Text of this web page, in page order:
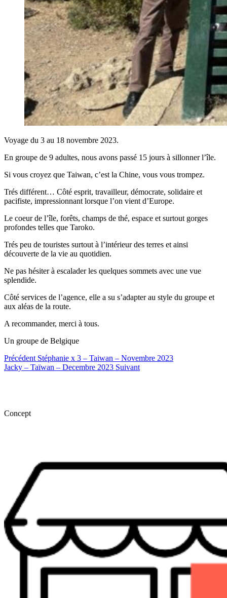
Voyage du 3 au 18 novembre 2023.
En groupe de 9 adultes, nous avons passé 15 jours à sillonner l’île.
Si vous croyez que Taiwan, c’est la Chine, vous vous trompez.
Trés différent… Côté esprit, travailleur, démocrate, solidaire et
pacifiste, impressionnant lorsque l’on vient d’Europe.
Le coeur de l’île, forêts, champs de thé, espace et surtout gorges
profondes telles que Taroko.
Trés peu de touristes surtout à l’intérieur des terres et ainsi
découverte de la vie au quotidien.
Ne pas hésiter à escalader les quelques sommets avec une vue
splendide.
Côté services de l’agence, elle a su s’adapter au style du groupe et
aux aléas de la route.
A recommander, merci à tous.
Un groupe de Belgique
Précédent Stéphanie x 3 – Taiwan – Novembre 2023
Jacky – Taïwan – Decembre 2023 Suivant
Concept